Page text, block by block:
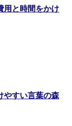
と時間をかけ
すい言葉の森